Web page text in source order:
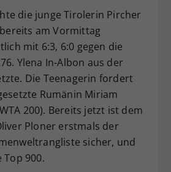
die junge Tirolerin Pircher
am Vormittag
mit 6:3, 6:0 gegen die
Ylena In-Albon aus der
Die Teenagerin fordert
Rumänin Miriam
200). Bereits jetzt ist dem
Ploner erstmals der
sicher, und
900.